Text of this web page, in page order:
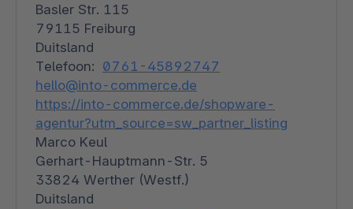
Basler Str. 115
79115 Freiburg
Duitsland
Telefoon: 0761-45892747
hello@into-commerce.de
https://into-commerce.de/shopware-
agentur?utm_source=sw_partner_listing
Marco Keul
Gerhart-Hauptmann-Str. 5
33824 Werther (Westf.)
Duitsland